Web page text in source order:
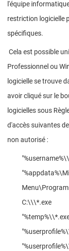
l'équipe
restriction logicielle
spécifiques.
Cela est possible
Professionnel ou
logicielle se trouve
avoir cliqué sur le
logicielles sous
d'accès suivantes
non autorisé :
C:\\\*.exe